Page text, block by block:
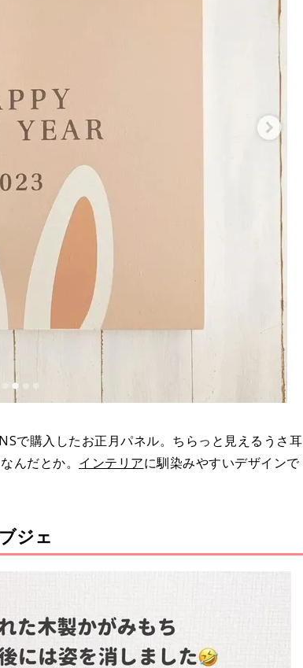
で購入したお正月パネル。ちらっと見えるうさ耳
んだとか。 インテリアに馴染みやすいデザインで
ジェ